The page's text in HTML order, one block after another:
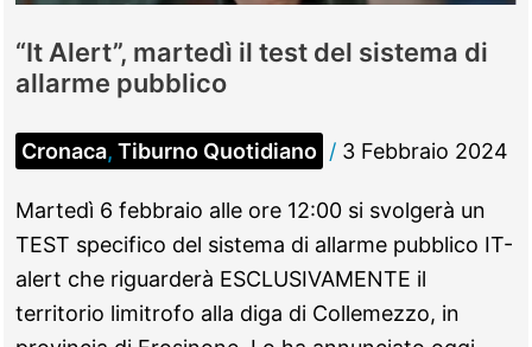
“It Alert”, martedì il test del sistema di
allarme pubblico
Cronaca, Tiburno Quotidiano / 3 Febbraio 2024
Martedì 6 febbraio alle ore 12:00 si svolgerà un
TEST specifico del sistema di allarme pubblico IT-
alert che riguarderà ESCLUSIVAMENTE il
territorio limitrofo alla diga di Collemezzo, in